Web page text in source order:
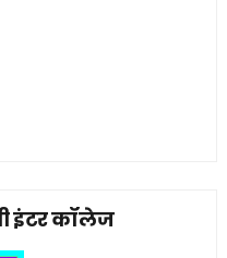
इंटर कॉलेज